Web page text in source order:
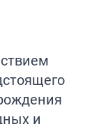
и